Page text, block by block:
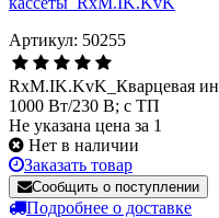
Артикул: 50255
RxM.IK.KvK_Кварцевая
1000 Вт/230 В; с ТП
Не указана цена за 1
Нет в наличии
Заказать товар
Сообщить о поступлении
Подробнее о доставке